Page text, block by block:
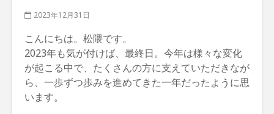
2023年12月31日
こんにちは。松隈です。
2023年も気が付けば、最終日。今年は様々な変化
が起こる中で、たくさんの方に支えていただきなが
ら、一歩ずつ歩みを進めてきた一年だったように思
います。